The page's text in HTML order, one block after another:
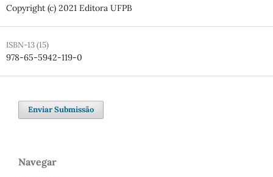
Copyright (c) 2021 Editora UFPB
ISBN-13 (15)
978-65-5942-119-0
Enviar Submissão
Navegar